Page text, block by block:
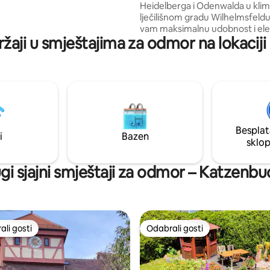
Heidelberga i Odenwalda u
lječilišnom gradu
vam maksimalnu udobnost i
Velika kuhinja s ogromnim
otokom u otvorenom
kojih jedna ima garderobu, ne
ništa za poželjeti. Možete se
odmoriti ili raditi neometano u
luksuznom i udobnom stanu.
u smještajima za odmor na
Bazen
sjajni smještaji za odmor –
rangiranima s oznakom „Odabrali gosti”
gosti Odabrali gosti
Odabrali gosti